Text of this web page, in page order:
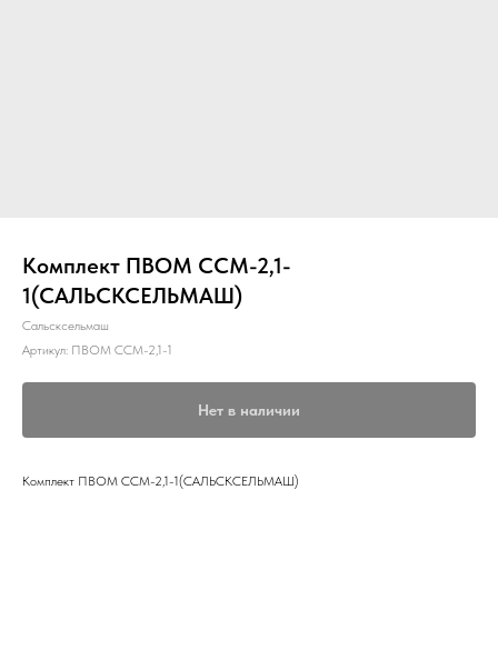
Комплект ПВОМ ССМ-2,1-
1(САЛЬСКСЕЛЬМАШ)
Сальсксельмаш
Артикул: ПВОМ ССМ-2,1-1
Нет в наличии
Комплект ПВОМ ССМ-2,1-1(САЛЬСКСЕЛЬМАШ)